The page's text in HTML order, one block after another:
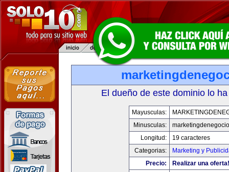
El dueño de este dominio lo
Mayusculas:
Minusculas:
Longitud:
19 caracteres
Categorias:
Marketing y
Precio:
Realizar una oferta!